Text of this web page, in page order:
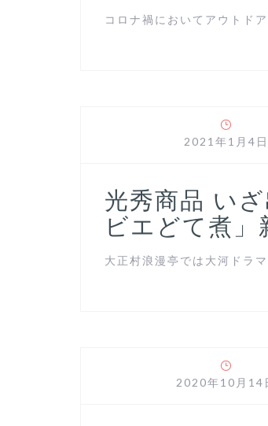
コロナ禍においてアウトド
2021年1月4日
光秀商品 い
ビエどて煮」
大正村浪漫亭では大河ドラ
2020年10月14